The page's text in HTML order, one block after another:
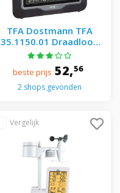
TFA Dostmann TFA
35.1150.01 Draadloos
Weerstation Season
beste prijs 52,56
2 shops gevonden